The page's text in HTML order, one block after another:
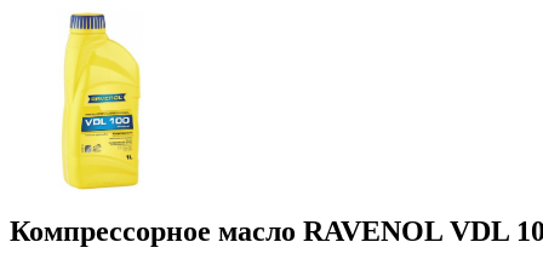
Компрессорное масло RAVENOL VDL